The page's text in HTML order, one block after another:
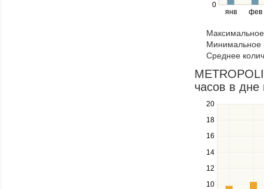
янв фев
0
right
navigate
through
items
in
a
series.
Минимальное
Среднее
часов в дне
10
12
14
16
18
20
Use
the
and
down
to
navigate